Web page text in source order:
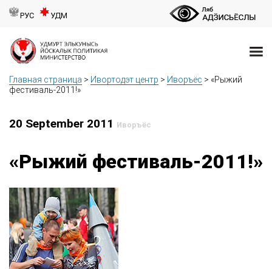
РУС УДМ
Главная страница > Ивортодэт центр > Иворъёс > «Рыжий
фестиваль-2011!»
20 September 2011 Иворъёс
«Рыжий фестиваль-2011!»